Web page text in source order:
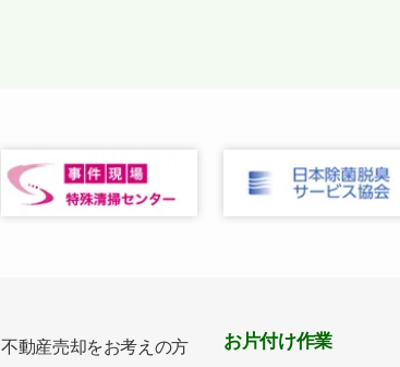
不動産売却をお考えの方 お片付け作業